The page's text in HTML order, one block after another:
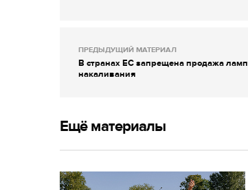
ПРЕДЫДУЩИЙ МАТЕРИАЛ
В странах ЕС запрещена продажа ламп
накаливания
Ещё материалы